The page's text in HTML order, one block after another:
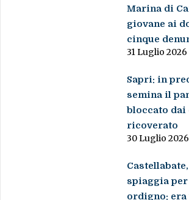
Marina di
giovane ai
cinque
31 Luglio 2026
Sapri: in
semina il
bloccato
ricoverato
30 Luglio 2026
spiaggia
ordigno: